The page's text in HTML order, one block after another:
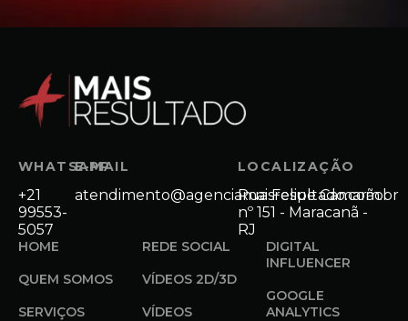
WHATSAPP
+21
99553-
5057
E-MAIL
atendimento@agenciamaisresultado.com.br
LOCALIZAÇÃO
Rua Felipe Camarão
nº 151 - Maracanã -
RJ
HOME
QUEM SOMOS
SERVIÇOS
REDE SOCIAL
VÍDEOS 2D/3D
VÍDEOS
DIGITAL
INFLUENCER
GOOGLE
ANALYTICS